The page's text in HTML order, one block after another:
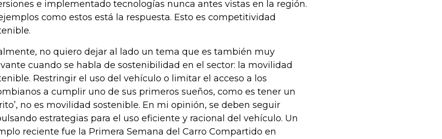
e implementado tecnologías nunca antes vistas en la región.
como estos está la respuesta. Esto es competitividad
no quiero dejar al lado un tema que es también muy
cuando se habla de sostenibilidad en el sector: la movilidad
Restringir el uso del vehículo o limitar el acceso a los
a cumplir uno de sus primeros sueños, como es tener un
no es movilidad sostenible. En mi opinión, se deben seguir
estrategias para el uso eficiente y racional del vehículo. Un
reciente fue la Primera Semana del Carro Compartido en